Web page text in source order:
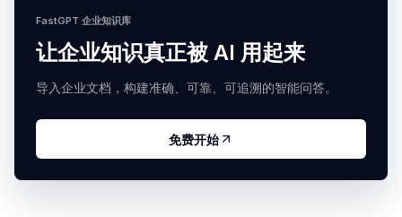
FastGPT 企业知识库
让企业知识真正被 AI 用起来
导入企业文档，构建准确、可靠、可追溯的智能问答。
免费开始